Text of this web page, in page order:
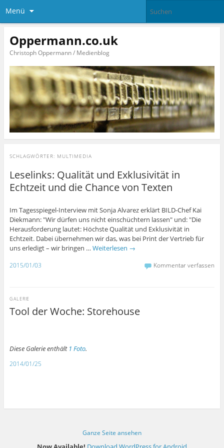
Menü
Oppermann.co.uk
Christoph Oppermann / Medienblog
SCHLAGWÖRTER: MULTIMEDIA
Leselinks: Qualität und Exklusivität in
Echtzeit und die Chance von Texten
Im Tagesspiegel-Interview mit Sonja Alvarez erklärt BILD-Chef Kai
Diekmann: "Wir dürfen uns nicht einschüchtern lassen" und: "Die
Herausforderung lautet: Höchste Qualität und Exklusivität in
Echtzeit. Dabei übernehmen wir das, was bei Print der Vertrieb für
uns erledigt – wir bringen … Weiterlesen →
2015/01/03 Kommentar verfassen
Tool der Woche: Storehouse
GALERIE
Diese Galerie enthält 1 Foto.
2014/01/25
Ganze Seite ansehen